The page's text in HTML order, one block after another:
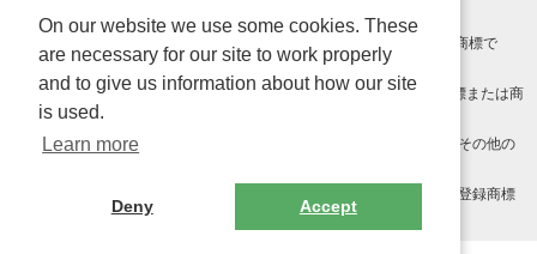
クです。
Android、Google Play および Google Play ロゴ は Google LLC の商標で
す。
Windows は Microsoft Inc.の米国およびその他の国における登録商標または商
標です。
Adobe、Adobe Reader、Adobe PDF は、Adobe Inc.の米国およびその他の
その他、記載されている会社名、商品名、ロゴは各社の商標または登録商標
On our website we use some cookies. These
are necessary for our site to work properly
and to give us information about how our site
is used.
Learn more
Deny Accept